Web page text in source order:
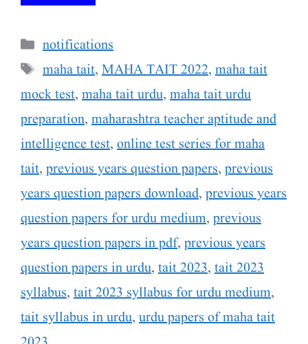
Categories
notifications
Tags
maha tait, MAHA TAIT 2022, maha tait
mock test, maha tait urdu, maha tait urdu
preparation, maharashtra teacher aptitude and
intelligence test, online test series for maha
tait, previous years question papers, previous
years question papers download, previous years
question papers for urdu medium, previous
years question papers in pdf, previous years
question papers in urdu, tait 2023, tait 2023
syllabus, tait 2023 syllabus for urdu medium,
tait syllabus in urdu, urdu papers of maha tait